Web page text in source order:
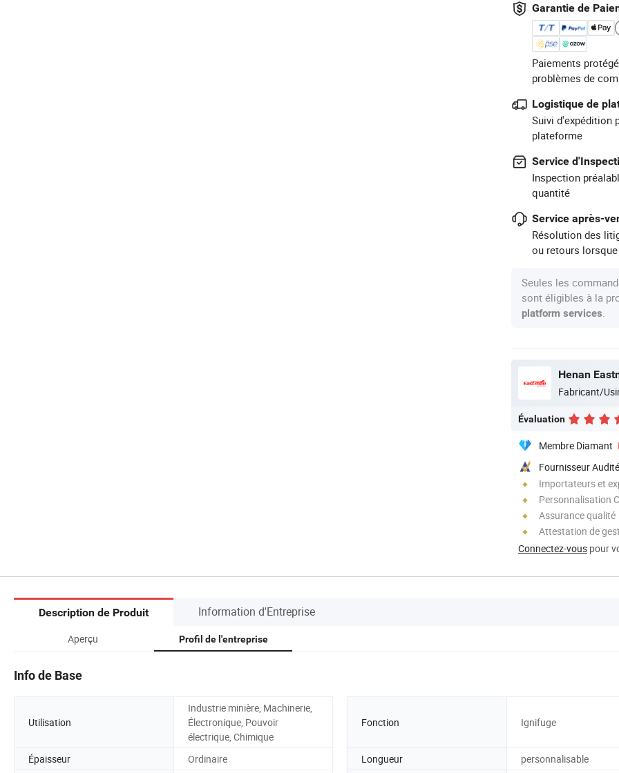
Garantie de
Paiements
problèmes de
Logistique de
Suivi d'expédition
plateforme
Service
Inspection
quantité
Service après-
Résolution des
ou retours
Seules les
sont éligibles à la
platform services
Henan
Fabricant/
Évaluation
Membre Diamant
Fournisseur Audité
Importateurs et
Personnalisation
Assurance qualité
Attestation de
Connectez-vous pour
Description de Produit Information d'Entreprise
Aperçu Profil de l'entreprise
Info de Base
Utilisation
Industrie minière, Machinerie,
Électronique, Pouvoir
électrique, Chimique
Fonction Ignifuge
Épaisseur Ordinaire Longueur
personnalisable